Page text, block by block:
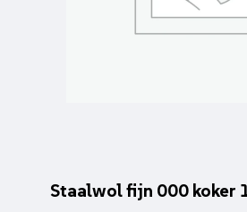
Staalwol fijn 000 koker